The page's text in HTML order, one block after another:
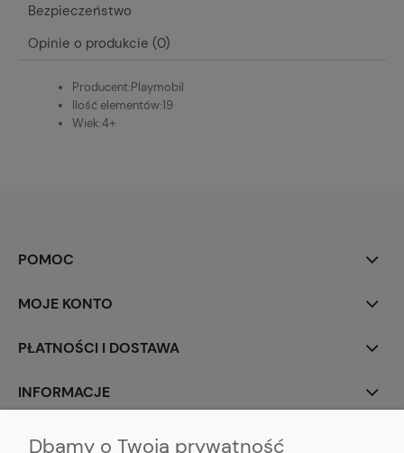
Bezpieczeństwo
Opinie o produkcie (0)
Producent:Playmobil
Ilość elementów:19
Wiek:4+
POMOC
MOJE KONTO
PŁATNOŚCI I DOSTAWA
INFORMACJE
O NAS
Dbamy o Twoją prywatność